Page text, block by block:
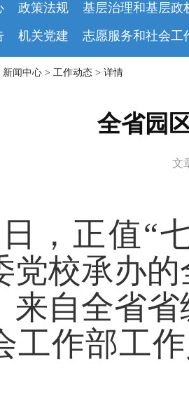
政策法规
基层治理和基层政
机关党建 志愿服务和社会工
新闻中心 > 工作动态 > 详情
全省园
文
，正值“
党校承办
来自全省
工作部工